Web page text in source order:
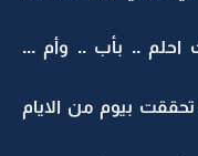
احلم .. بأب .. وأم ...
تحققت بيوم من الايام